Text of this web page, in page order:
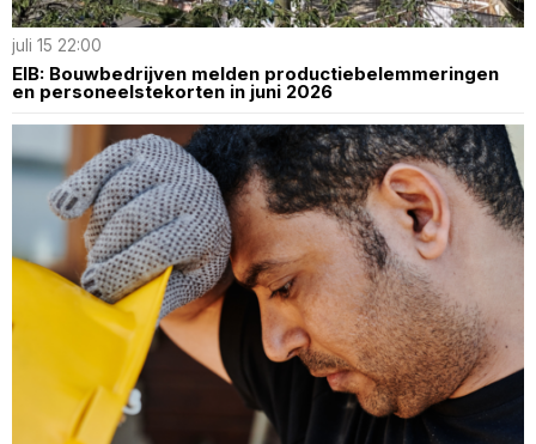
juli 15 22:00
EIB: Bouwbedrijven melden productiebelemmeringen
en personeelstekorten in juni 2026